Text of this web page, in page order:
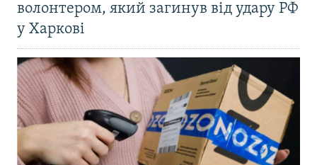
волонтером, який загинув від удару РФ
у Харкові